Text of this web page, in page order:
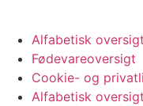
Alfabetisk oversigt
Fødevareoversigt
Cookie- og
Alfabetisk oversigt